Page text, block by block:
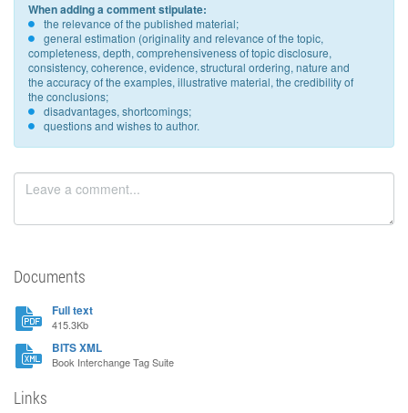
When adding a comment stipulate:
the relevance of the published material;
general estimation (originality and relevance of the topic,
completeness, depth, comprehensiveness of topic disclosure,
consistency, coherence, evidence, structural ordering, nature and
the accuracy of the examples, illustrative material, the credibility of
the conclusions;
disadvantages, shortcomings;
questions and wishes to author.
Documents
Full text
415.3Kb
BITS XML
Book Interchange Tag Suite
Links